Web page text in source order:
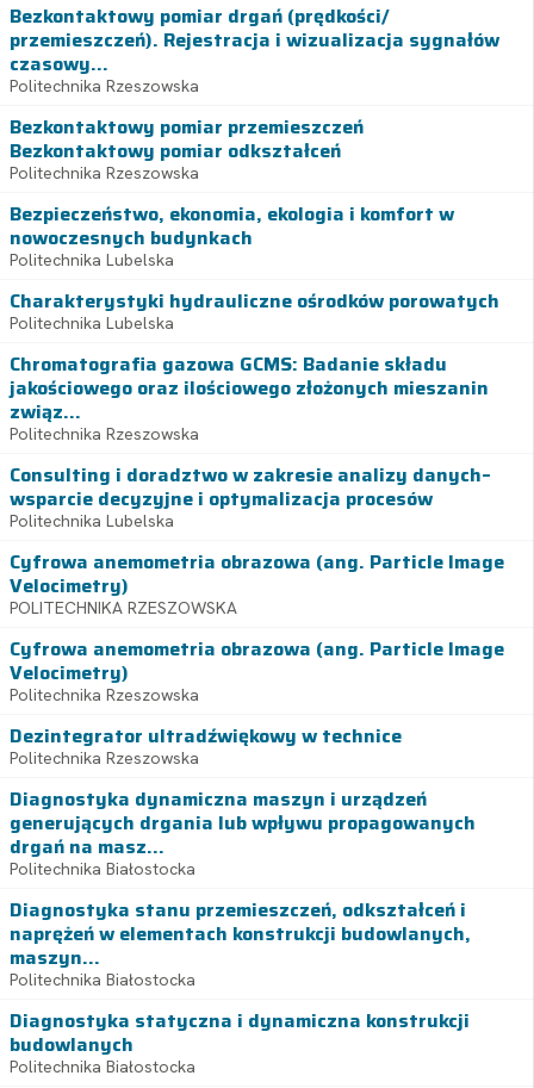
Bezkontaktowy pomiar drgań (prędkości/
przemieszczeń). Rejestracja i wizualizacja sygnałów
czasowy...
Politechnika Rzeszowska
Bezkontaktowy pomiar przemieszczeń
Bezkontaktowy pomiar odkształceń
Politechnika Rzeszowska
Bezpieczeństwo, ekonomia, ekologia i komfort w
nowoczesnych budynkach
Politechnika Lubelska
Charakterystyki hydrauliczne ośrodków porowatych
Politechnika Lubelska
Chromatografia gazowa GCMS: Badanie składu
jakościowego oraz ilościowego złożonych mieszanin
związ...
Politechnika Rzeszowska
Consulting i doradztwo w zakresie analizy danych–
wsparcie decyzyjne i optymalizacja procesów
Politechnika Lubelska
Cyfrowa anemometria obrazowa (ang. Particle Image
Velocimetry)
POLITECHNIKA RZESZOWSKA
Cyfrowa anemometria obrazowa (ang. Particle Image
Velocimetry)
Politechnika Rzeszowska
Dezintegrator ultradźwiękowy w technice
Politechnika Rzeszowska
Diagnostyka dynamiczna maszyn i urządzeń
generujących drgania lub wpływu propagowanych
drgań na masz...
Politechnika Białostocka
Diagnostyka stanu przemieszczeń, odkształceń i
naprężeń w elementach konstrukcji budowlanych,
maszyn...
Politechnika Białostocka
Diagnostyka statyczna i dynamiczna konstrukcji
budowlanych
Politechnika Białostocka